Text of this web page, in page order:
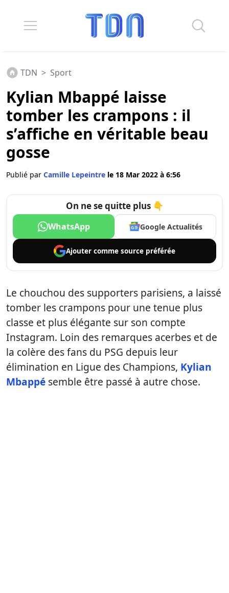
TDN > Sport
Kylian Mbappé laisse
tomber les crampons : il
s’affiche en véritable beau
gosse
Publié par Camille Lepeintre le 18 Mar 2022 à 6:56
On ne se quitte plus 👇
WhatsApp Google Actualités
Ajouter comme source préférée
Le chouchou des supporters parisiens, a laissé
tomber les crampons pour une tenue plus
classe et plus élégante sur son compte
Instagram. Loin des remarques acerbes et de
la colère des fans du PSG depuis leur
élimination en Ligue des Champions, Kylian
Mbappé semble être passé à autre chose.